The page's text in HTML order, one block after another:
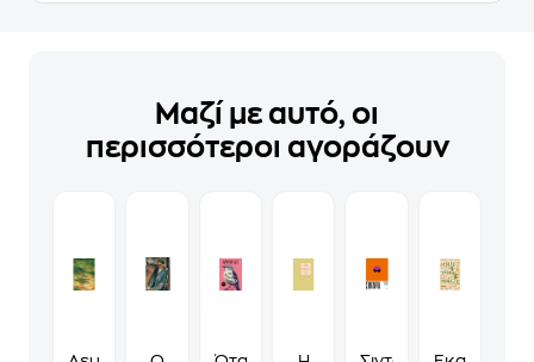
Μαζί με αυτό, οι
περισσότεροι αγοράζουν